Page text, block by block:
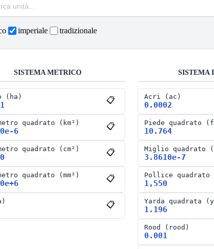
imperiale tradizionale
SISTEMA METRICO
( ha ) 📋
quadrato ( km² )
6
📋
quadrato ( cm² ) 📋
quadrato ( mm² ) 📋
) 📋
SISTEMA
Acri ( ac )
0.0002
Piede quadrato (
10.764
Miglio quadrato (
3.8610e-7
Pollice quadrato
1,550
Yarda quadrata (
1.196
Rood ( rood )
0.001